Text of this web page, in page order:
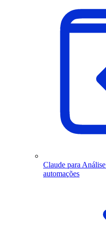
Claude para
automações